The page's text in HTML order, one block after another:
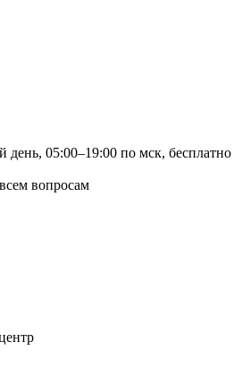
день, 05:00–19:00 по мск, бесплатно
вопросам